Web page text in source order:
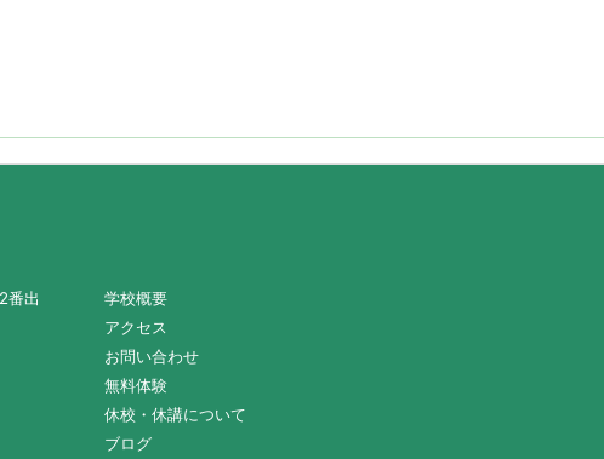
番出
学校概要
アクセス
お問い合わせ
無料体験
休校・休講について
ブログ